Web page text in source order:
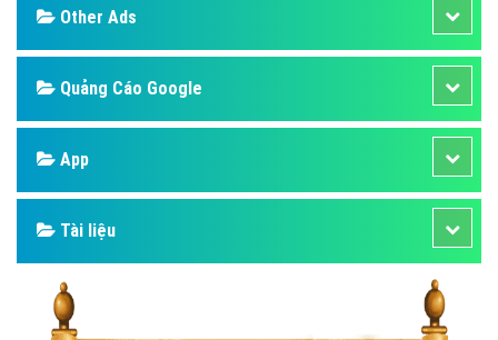
Other Ads
Quảng Cáo Google
App
Tài liệu